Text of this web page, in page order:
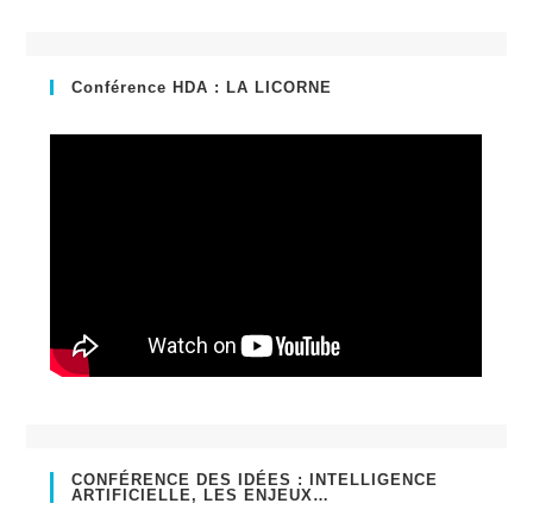
nouvel
Conférence HDA : LA LICORNE
CONFÉRENCE DES IDÉES : INTELLIGENCE
ARTIFICIELLE, LES ENJEUX…